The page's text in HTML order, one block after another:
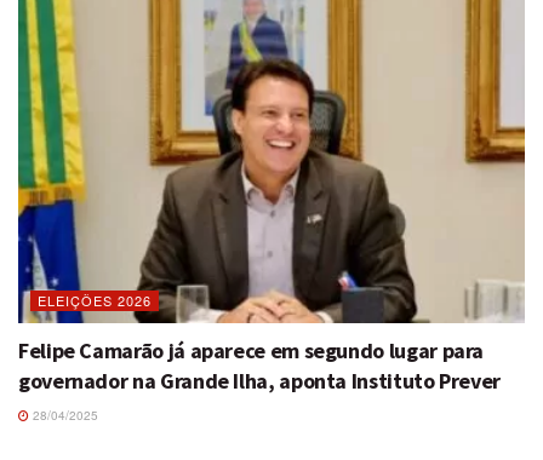
ELEIÇÕES 2026
Felipe Camarão já aparece em segundo lugar para
governador na Grande Ilha, aponta Instituto Prever
28/04/2025